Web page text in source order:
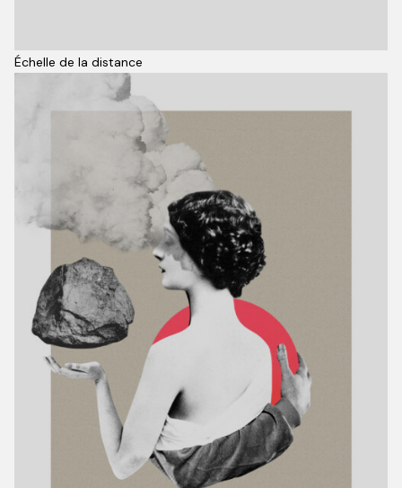
Échelle de la distance